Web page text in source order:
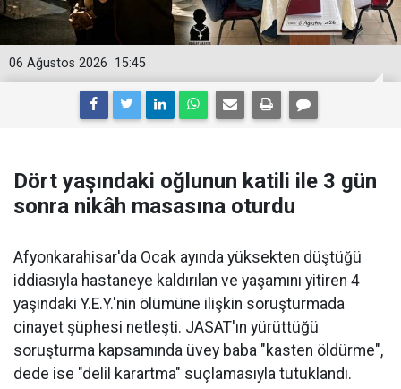
15:45
06 Ağustos 2026
Dört yaşındaki oğlunun katili ile 3 gün
sonra nikâh masasına oturdu
Afyonkarahisar'da Ocak ayında yüksekten düştüğü
iddiasıyla hastaneye kaldırılan ve yaşamını yitiren 4
yaşındaki Y.E.Y.'nin ölümüne ilişkin soruşturmada
cinayet şüphesi netleşti. JASAT'ın yürüttüğü
soruşturma kapsamında üvey baba "kasten öldürme",
dede ise "delil karartma" suçlamasıyla tutuklandı.